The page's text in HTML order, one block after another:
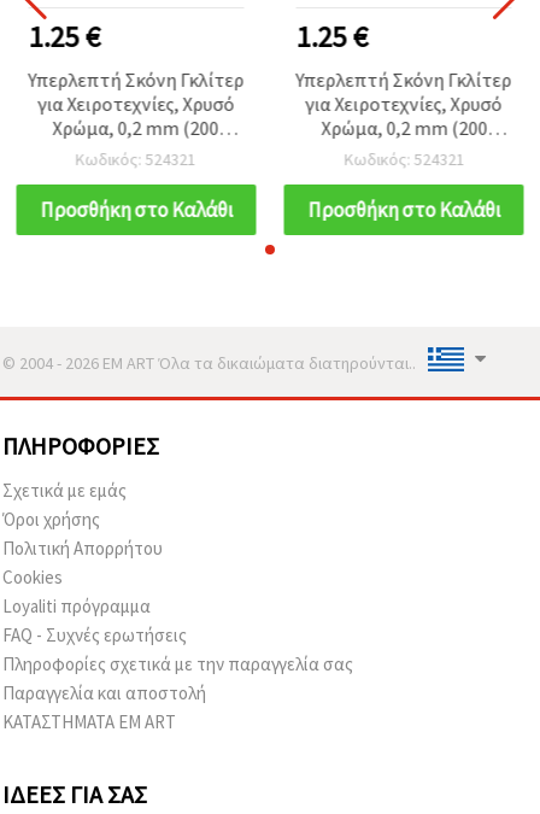
1.25 €
Υπερλεπτή Σκόνη Γκλίτερ
για Χειροτεχνίες, Χρυσό
Χρώμα, 0,2 mm (200
μικρόμετρα), 15 ml (~12
g)
Κωδικός: 524321
Προσθήκη στο Καλάθι
1.25 €
Υπερλεπτή Σκόνη Γκλίτερ
για Χειροτεχνίες, Χρυσό
Χρώμα, 0,2 mm (200
μικρόμετρα), 15 ml (~12
g)
Κωδικός: 524321
Προσθήκη στο Καλάθι
© 2004 - 2026 EM ART Όλα τα δικαιώματα διατηρούνται..
ΠΛΗΡΟΦΟΡΊΕΣ
Σχετικά με εμάς
Όροι χρήσης
Πολιτική Απορρήτου
Cookies
Loyaliti πρόγραμμα
FAQ - Συχνές ερωτήσεις
Πληροφορίες σχετικά με την παραγγελία σας
Παραγγελία και αποστολή
ΚΑΤΑΣΤΗΜΑΤΑ EM ART
ΙΔΈΕΣ ΓΙΑ ΣΑΣ